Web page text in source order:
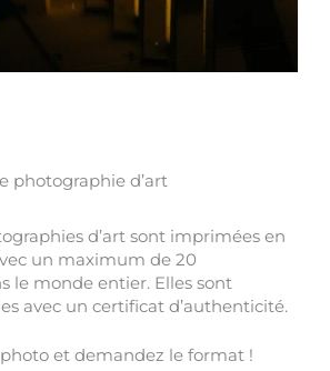
photographie d’art
d’art sont imprimées en
un maximum de 20
le monde entier. Elles sont
avec un certificat d’authenticité.
et demandez le format !